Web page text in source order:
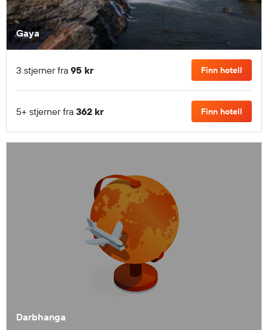
Gaya
3 stjerner fra 95 kr Finn hotell
5+ stjerner fra 362 kr Finn hotell
Darbhanga